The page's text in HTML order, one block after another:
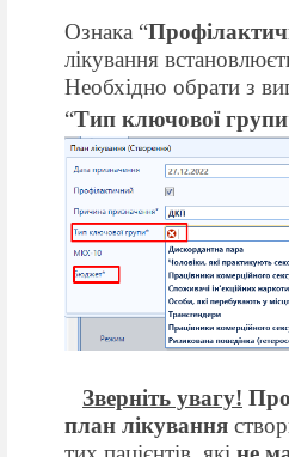
Ознака “
лікування
Необхідно обрати з
“Тип ключової групи
Зверніть увагу!
план лікування